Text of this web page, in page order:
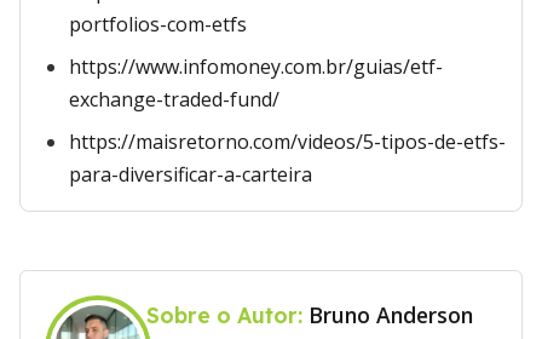
portfolios-com-etfs
https://www.infomoney.com.br/guias/etf-
exchange-traded-fund/
https://maisretorno.com/videos/5-tipos-de-etfs-
para-diversificar-a-carteira
Sobre o Autor: Bruno Anderson